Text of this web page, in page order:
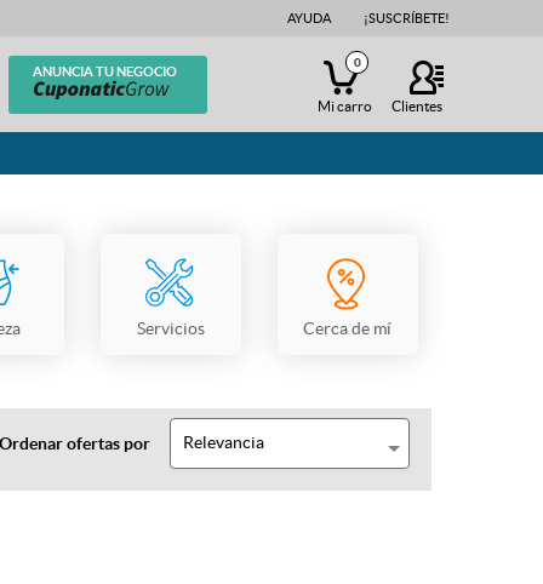
AYUDA ¡SUSCRÍBETE!
ANUNCIA TU NEGOCIO
Clientes
0
Mi carro
Servicios Cerca de mí
Ordenar ofertas por Relevancia